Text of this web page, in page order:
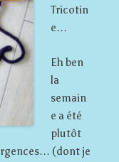
Tricotin
e…
Eh ben
la
semain
e a été
plutôt
(dont je